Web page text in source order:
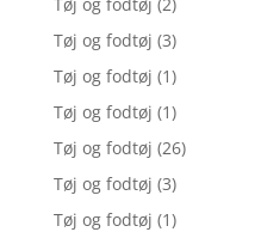
Tøj og fodtøj (3)
Tøj og fodtøj (1)
Tøj og fodtøj (1)
Tøj og fodtøj (26)
Tøj og fodtøj (3)
Tøj og fodtøj (1)